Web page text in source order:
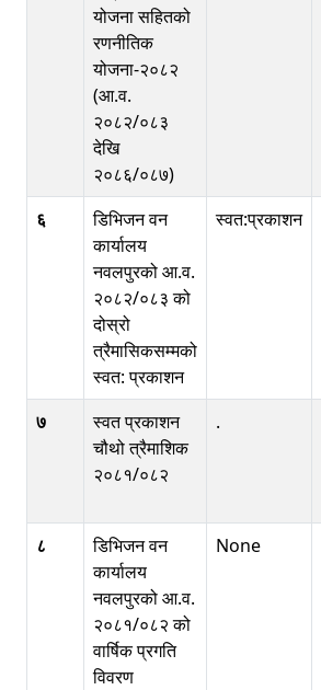
योजना सहितको
रणनीतिक
योजना-२०८२
(आ.व.
२०८२/०८३
देखि
२०८६/०८७)
६
डिभिजन वन
कार्यालय
नवलपुरको आ.व.
२०८२/०८३ को
दोस्रो
त्रैमासिकसम्मको
स्वत: प्रकाशन
स्वत:प्रकाशन
७
स्वत प्रकाशन
चौथो त्रैमाशिक
२०८१/०८२
.
८
डिभिजन वन
कार्यालय
नवलपुरको आ.व.
२०८१/०८२ को
वार्षिक प्रगति
विवरण
None